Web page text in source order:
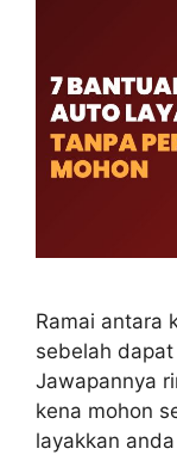
Ramai antara
sebelah
Jawapannya
kena mohon
layakkan